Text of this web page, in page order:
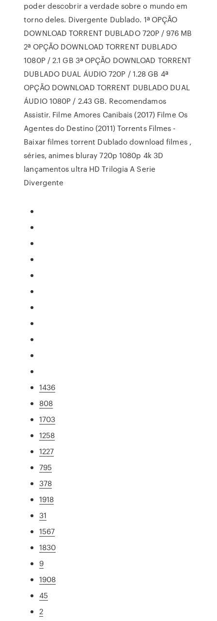
poder descobrir a verdade sobre o mundo em
torno deles. Divergente Dublado. 1ª OPÇÃO
DOWNLOAD TORRENT DUBLADO 720P / 976 MB
2ª OPÇÃO DOWNLOAD TORRENT DUBLADO
1080P / 2.1 GB 3ª OPÇÃO DOWNLOAD TORRENT
DUBLADO DUAL ÁUDIO 720P / 1.28 GB 4ª
OPÇÃO DOWNLOAD TORRENT DUBLADO DUAL
ÁUDIO 1080P / 2.43 GB. Recomendamos
Assistir. Filme Amores Canibais (2017) Filme Os
Agentes do Destino (2011) Torrents Filmes -
Baixar filmes torrent Dublado download filmes ,
séries, animes bluray 720p 1080p 4k 3D
lançamentos ultra HD Trilogia A Serie
Divergente
1436
808
1703
1258
1227
795
378
1918
31
1567
1830
9
1908
45
2